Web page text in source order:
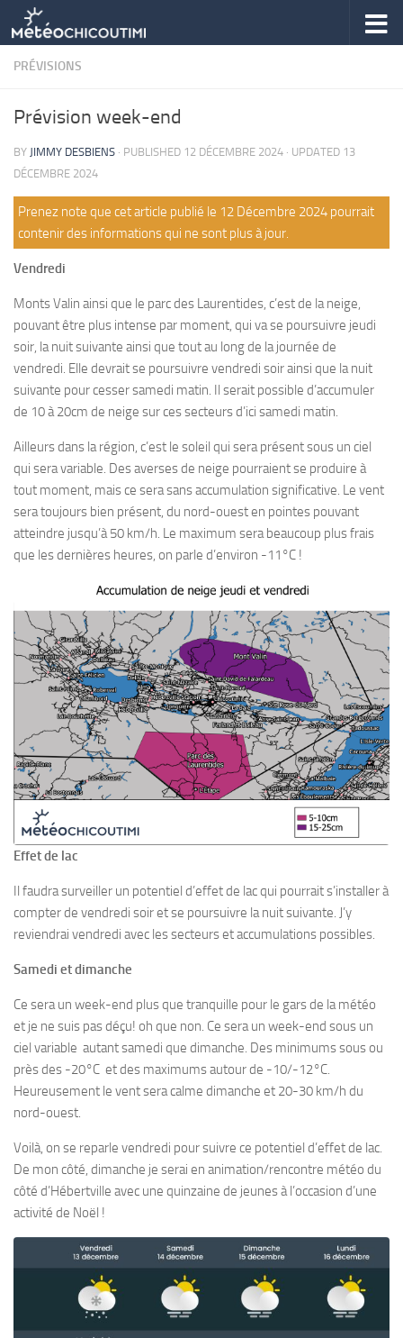
Skip to content
PRÉVISIONS
Prévision week-end
BY JIMMY DESBIENS · PUBLISHED 12 DÉCEMBRE 2024 · UPDATED 13
DÉCEMBRE 2024
Prenez note que cet article publié le 12 Décembre 2024 pourrait
contenir des informations qui ne sont plus à jour.
Vendredi
Monts Valin ainsi que le parc des Laurentides, c’est de la neige,
pouvant être plus intense par moment, qui va se poursuivre jeudi
soir, la nuit suivante ainsi que tout au long de la journée de
vendredi. Elle devrait se poursuivre vendredi soir ainsi que la nuit
suivante pour cesser samedi matin. Il serait possible d’accumuler
de 10 à 20cm de neige sur ces secteurs d’ici samedi matin.
Ailleurs dans la région, c’est le soleil qui sera présent sous un ciel
qui sera variable. Des averses de neige pourraient se produire à
tout moment, mais ce sera sans accumulation significative. Le vent
sera toujours bien présent, du nord-ouest en pointes pouvant
atteindre jusqu’à 50 km/h. Le maximum sera beaucoup plus frais
que les dernières heures, on parle d’environ -11°C !
Effet de lac
Il faudra surveiller un potentiel d’effet de lac qui pourrait s’installer à
compter de vendredi soir et se poursuivre la nuit suivante. J’y
reviendrai vendredi avec les secteurs et accumulations possibles.
Samedi et dimanche
Ce sera un week-end plus que tranquille pour le gars de la météo
et je ne suis pas déçu! oh que non. Ce sera un week-end sous un
ciel variable autant samedi que dimanche. Des minimums sous ou
près des -20°C et des maximums autour de -10/-12°C.
Heureusement le vent sera calme dimanche et 20-30 km/h du
nord-ouest.
Voilà, on se reparle vendredi pour suivre ce potentiel d’effet de lac.
De mon côté, dimanche je serai en animation/rencontre météo du
côté d’Hébertville avec une quinzaine de jeunes à l’occasion d’une
activité de Noël !